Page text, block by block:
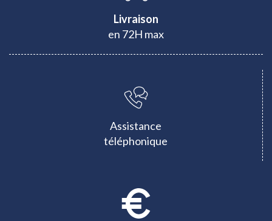
Livraison
en 72H max
Assistance
téléphonique